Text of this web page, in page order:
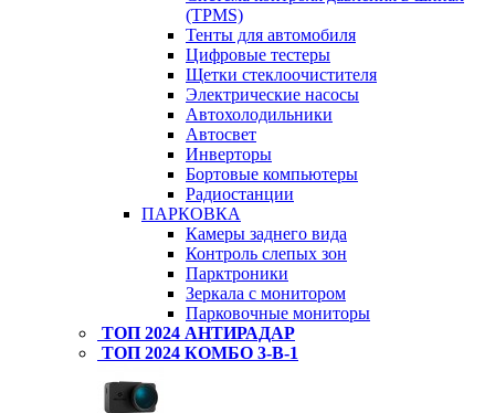
(TPMS)
Тенты для автомобиля
Цифровые тестеры
Щетки стеклоочистителя
Электрические насосы
Автохолодильники
Автосвет
Инверторы
Бортовые компьютеры
Радиостанции
ПАРКОВКА
Камеры заднего вида
Контроль слепых зон
Парктроники
Зеркала с монитором
Парковочные мониторы
ТОП 2024 АНТИРАДАР
ТОП 2024 КОМБО 3-В-1